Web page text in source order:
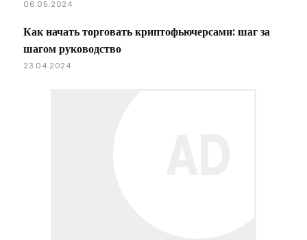
06.05.2024
Как начать торговать криптофьючерсами: шаг за
шагом руководство
23.04.2024